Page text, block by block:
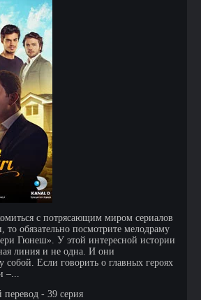
с потрясающим миром сериалов
обязательно посмотрите мелодраму
Гюнеш». У этой интересной истории
линия и не одна. И они
собой. Если говорить о главных героях
–...
перевод - 39 серия